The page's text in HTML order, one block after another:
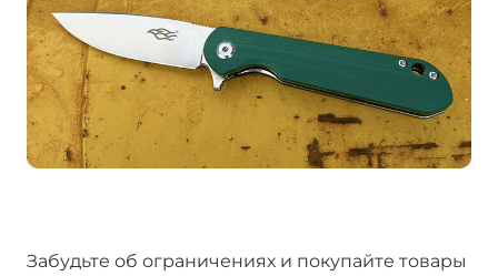
Забудьте об ограничениях и покупайте товары